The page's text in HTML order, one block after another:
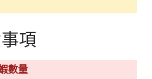
項
數量